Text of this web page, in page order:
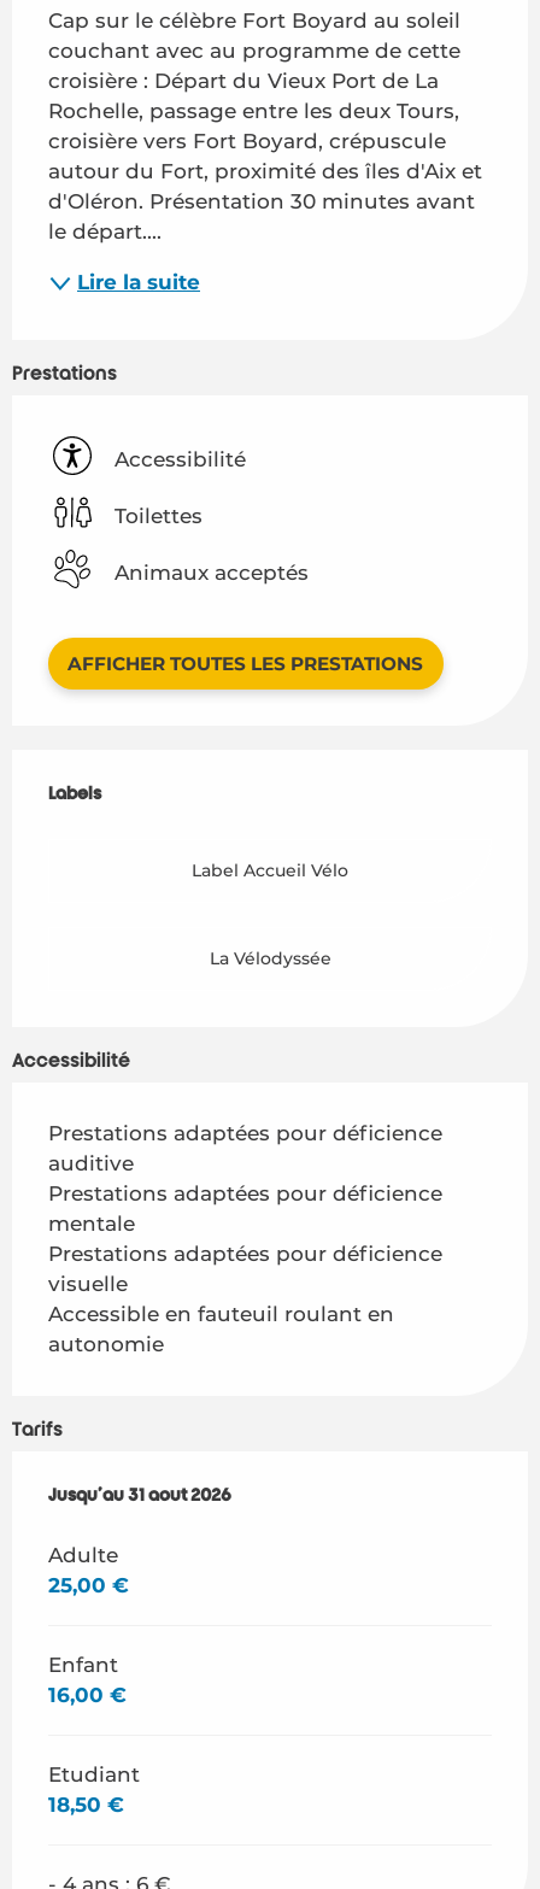
Cap sur le célèbre Fort Boyard au soleil
couchant avec au programme de cette
croisière : Départ du Vieux Port de La
Rochelle, passage entre les deux Tours,
croisière vers Fort Boyard, crépuscule
autour du Fort, proximité des îles d'Aix et
d'Oléron. Présentation 30 minutes avant
le départ....
Lire la suite
Prestations
Accessibilité
Toilettes
Animaux acceptés
AFFICHER TOUTES LES PRESTATIONS
Labels
Labels
Label Accueil Vélo
La Vélodyssée
Accessibilité
Prestations adaptées pour déficience
auditive
Prestations adaptées pour déficience
mentale
Prestations adaptées pour déficience
visuelle
Accessible en fauteuil roulant en
autonomie
Tarifs
Du4 juillet 2026au31 août 2026
Jusqu'au 31 août 2026
Adulte
25,00 €
Enfant
16,00 €
Etudiant
18,50 €
- 4 ans : 6 €